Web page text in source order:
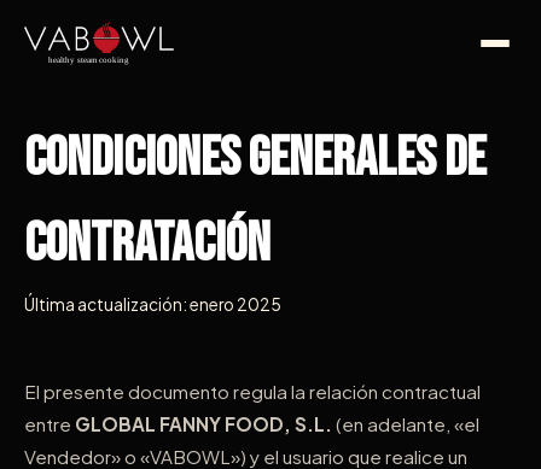
Condiciones Generales de
Contratación
Última actualización: enero 2025
El presente documento regula la relación contractual
entre GLOBAL FANNY FOOD, S.L. (en adelante, «el
Vendedor» o «VABOWL») y el usuario que realice un